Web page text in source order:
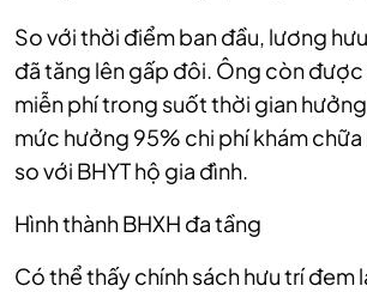
So với thời điểm ban đầu, lương
đã tăng lên gấp đôi. Ông còn được
miễn phí trong suốt thời gian
mức hưởng 95% chi phí khám
so với BHYT hộ gia đình.
Hình thành BHXH đa tầng
Có thể thấy chính sách hưu trí đem